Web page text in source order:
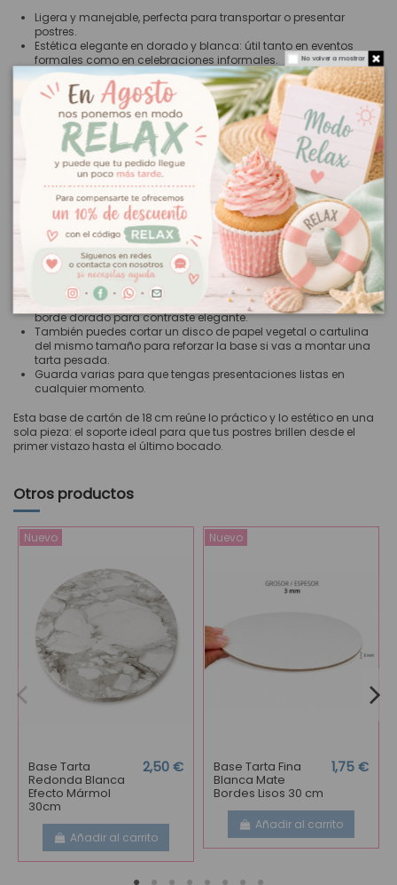
Ligera y manejable, perfecta para transportar o presentar
postres.
Estética elegante en dorado y blanca: útil tanto en eventos
formales como en celebraciones informales.
Proporciona base firme para tartas con merengue, fondant u
otras coberturas suaves.
Compatible con soportes giratorios y cajas de tarta (medida
estándar).
Base desechable, reciclable y higiénica.
Esta base es ideal para tartas caseras que lucen como hechas en
pastelería, mesas dulces bien presentadas o entregas a domicilio.
Gracias a su tamaño versátil, sirve tanto para crear un pastel único
como para montar una torre de cupcakes bien organizada. Es
también una solución práctica si necesitas servir o almacenar tus
creaciones sin estropear la presentación.
Tips Dulcemisú:
Usa la cara dorada hacia abajo y la blanca hacia arriba si
quieres un acabado más discreto.
Si usas fondant o buttercream blanco, deja visible solo el
borde dorado para contraste elegante.
También puedes cortar un disco de papel vegetal o cartulina
del mismo tamaño para reforzar la base si vas a montar una
tarta pesada.
Guarda varias para que tengas presentaciones listas en
cualquier momento.
Esta base de cartón de 18 cm reúne lo práctico y lo estético en una
sola pieza: el soporte ideal para que tus postres brillen desde el
primer vistazo hasta el último bocado.
Otros productos
Nuevo
Base Tarta
Redonda Blanca
Efecto Mármol
30cm
2,50 €
Añadir al carrito
Nuevo
Base Tarta Fina
Blanca Mate
Bordes Lisos 30 cm
1,75 €
Añadir al carrito
No volver a mostrar